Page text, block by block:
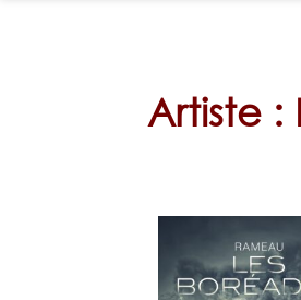
Artiste :